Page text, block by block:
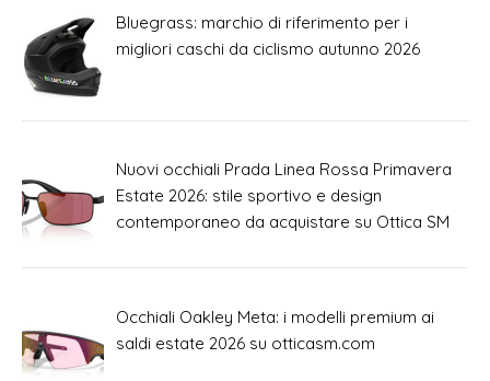
Bluegrass: marchio di riferimento per i
migliori caschi da ciclismo autunno 2026
Nuovi occhiali Prada Linea Rossa Primavera
Estate 2026: stile sportivo e design
contemporaneo da acquistare su Ottica SM
Occhiali Oakley Meta: i modelli premium ai
saldi estate 2026 su otticasm.com